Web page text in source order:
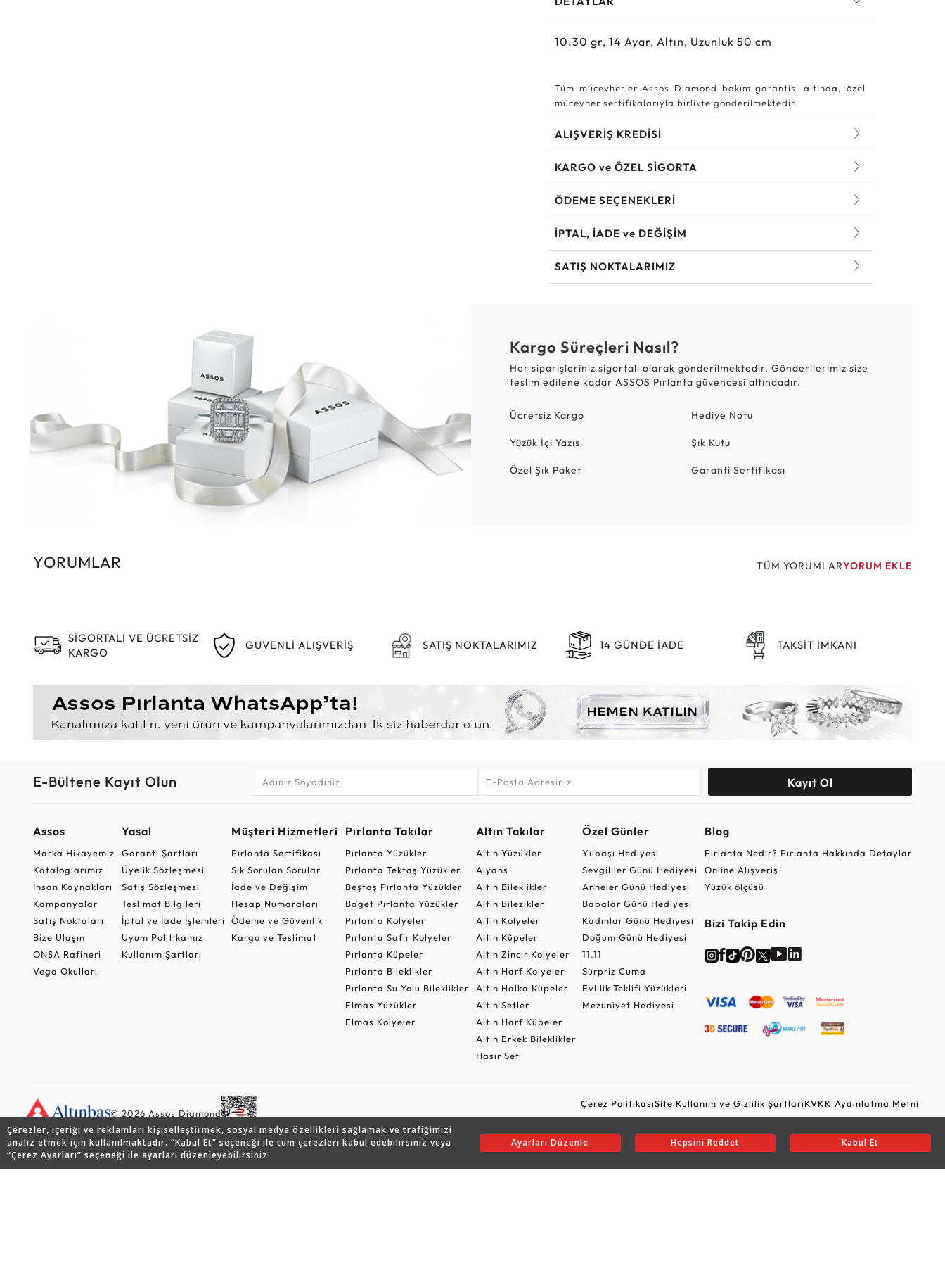
Çerezler, içeriği ve reklamları kişiselleştirmek, sosyal medya özellikleri sağlamak ve trafiğimizi
analiz etmek için kullanılmaktadır. “Kabul Et” seçeneği ile tüm çerezleri kabul edebilirsiniz veya
“Çerez Ayarları” seçeneği ile ayarları düzenleyebilirsiniz.
Ayarları Düzenle Hepsini Reddet Kabul Et
10.30gr,14Ayar, Altın, Uzunluk 50 cm
Tüm mücevherler Assos Diamond bakım garantisi altında, özel
mücevher sertifikalarıyla birlikte gönderilmektedir.
ALIŞVERİŞ KREDİSİ
KARGO ve ÖZEL SİGORTA
ÖDEME SEÇENEKLERİ
İPTAL, İADE ve DEĞİŞİM
SATIŞ NOKTALARIMIZ
Kargo Süreçleri Nasıl?
Her siparişleriniz sigortalı olarak gönderilmektedir. Gönderilerimiz size
teslim edilene kadar ASSOS Pırlanta güvencesi altındadır.
Ücretsiz Kargo Hediye Notu
Yüzük İçi Yazısı Şık Kutu
Özel Şık Paket Garanti Sertifikası
YORUMLAR TÜM YORUMLARYORUM EKLE
SİGORTALI VE ÜCRETSİZ
KARGO
GÜVENLİ ALIŞVERİŞ SATIŞ NOKTALARIMIZ 14 GÜNDE İADE TAKSİT İMKANI
E-Bültene Kayıt Olun Kayıt Ol
Assos
Marka Hikayemiz
Kataloglarımız
İnsan Kaynakları
Kampanyalar
Satış Noktaları
Bize Ulaşın
ONSA Rafineri
Vega Okulları
Yasal
Garanti Şartları
Üyelik Sözleşmesi
Satış Sözleşmesi
Teslimat Bilgileri
İptal ve İade İşlemleri
Uyum Politikamız
Kullanım Şartları
Müşteri Hizmetleri
Pırlanta Sertifikası
Sık Sorulan Sorular
İade ve Değişim
Hesap Numaraları
Ödeme ve Güvenlik
Kargo ve Teslimat
Pırlanta Takılar
Pırlanta Yüzükler
Pırlanta Tektaş Yüzükler
Beştaş Pırlanta Yüzükler
Baget Pırlanta Yüzükler
Pırlanta Kolyeler
Pırlanta Safir Kolyeler
Pırlanta Küpeler
Pırlanta Bileklikler
Pırlanta Su Yolu Bileklikler
Elmas Yüzükler
Elmas Kolyeler
Altın Takılar
Altın Yüzükler
Alyans
Altın Bileklikler
Altın Bilezikler
Altın Kolyeler
Altın Küpeler
Altın Zincir Kolyeler
Altın Harf Kolyeler
Altın Halka Küpeler
Altın Setler
Altın Harf Küpeler
Altın Erkek Bileklikler
Hasır Set
Özel Günler
Yılbaşı Hediyesi
Sevgililer Günü Hediyesi
Anneler Günü Hediyesi
Babalar Günü Hediyesi
Kadınlar Günü Hediyesi
Doğum Günü Hediyesi
11.11
Sürpriz Cuma
Evlilik Teklifi Yüzükleri
Mezuniyet Hediyesi
Blog
Pırlanta Nedir? Pırlanta Hakkında Detaylar
Online Alışveriş
Yüzük ölçüsü
Bizi Takip Edin
© 2026 Assos Diamond
Çerez PolitikasıSite Kullanım ve Gizlilik ŞartlarıKVKK Aydınlatma Metni